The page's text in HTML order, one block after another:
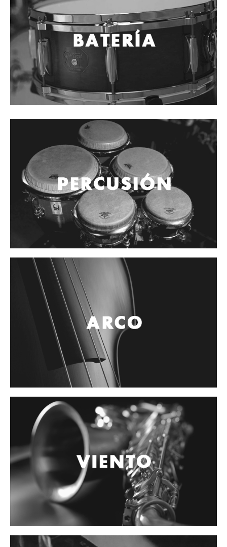
Cables
Audio Profesional
Columnas pasivas
Columnas activas
Amplificadores
Consolas mezcladoras
Procesadores y efectos
Interfaz para grabación
Audífonos y monitoreo personal
Estantes y soportes
Instalaciones y publicidad
Accesorios
Controladores
Tornamesa
Mezcladora
Interfaz
Luces y Escenario
Strobos
Maquinas de humo y escenario
Accesorios
Cables y Conectores
Instrumento
Sonido
Parlante